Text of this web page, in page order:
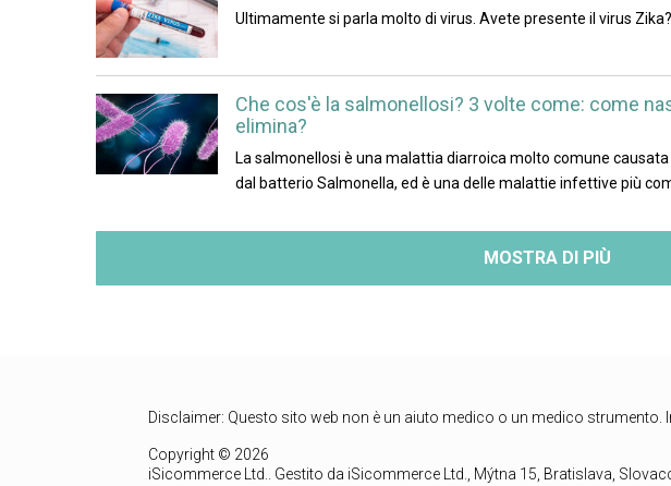
Ultimamente si parla molto di virus. Avete presente il virus Zika?
Che cos'è la salmonellosi? 3 volte come: come
elimina?
La salmonellosi è una malattia diarroica molto comune
dal batterio Salmonella, ed è una delle malattie infettive più
MOSTRA DI PIÙ
Disclaimer: Questo sito web non è un aiuto medico o un medico
Copyright © 2026
iSicommerce Ltd.. Gestito da iSicommerce Ltd., Mýtna 15, Bratislava,